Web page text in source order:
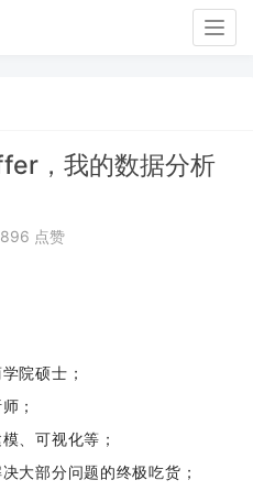
，我的数据分析
896 点赞
院硕士；
；
、可视化等；
大部分问题的终极吃货；